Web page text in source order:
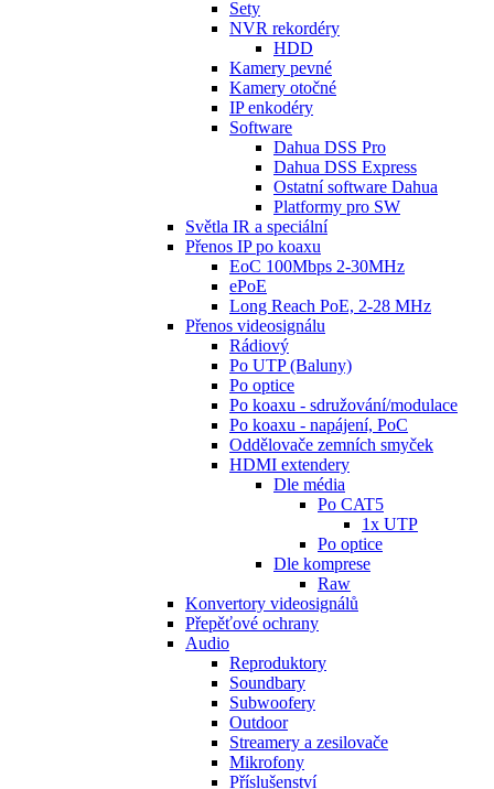
Sety
NVR rekordéry
HDD
Kamery pevné
Kamery otočné
IP enkodéry
Software
Dahua DSS Pro
Dahua DSS Express
Ostatní software Dahua
Platformy pro SW
Světla IR a speciální
Přenos IP po koaxu
EoC 100Mbps 2-30MHz
ePoE
Long Reach PoE, 2-28 MHz
Přenos videosignálu
Rádiový
Po UTP (Baluny)
Po optice
Po koaxu - sdružování/modulace
Po koaxu - napájení, PoC
Oddělovače zemních smyček
HDMI extendery
Dle média
Po CAT5
1x UTP
Po optice
Dle komprese
Raw
Konvertory videosignálů
Přepěťové ochrany
Audio
Reproduktory
Soundbary
Subwoofery
Outdoor
Streamery a zesilovače
Mikrofony
Příslušenství